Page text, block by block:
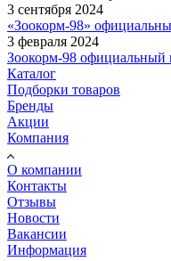
3 сентября 2024
«Зоокорм-98»
3 февраля 2024
Зоокорм-98 официальный
Каталог
Подборки товаров
Бренды
Акции
Компания
О компании
Контакты
Отзывы
Новости
Вакансии
Информация